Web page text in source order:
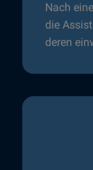
Nach
die
deren